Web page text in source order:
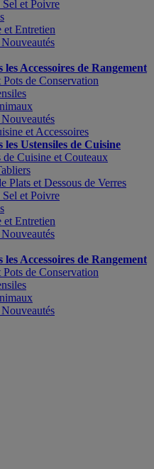
et Poivre
et Entretien
les Accessoires de Rangement
de Conservation
et Accessoires
les Ustensiles de Cuisine
de Cuisine et Couteaux
Plats et Dessous de Verres
et Poivre
et Entretien
les Accessoires de Rangement
de Conservation